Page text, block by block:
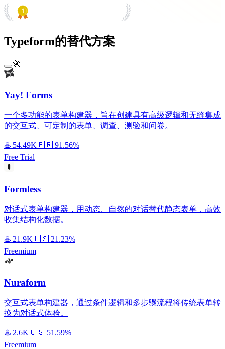
Typeform的替代方案
🚀
Yay! Forms
一个多功能的表单构建器，旨在创建具有高级逻辑和无缝集成
的交互式、可定制的表单、调查、测验和问卷。
♨️ 54.49K🇧🇷 91.56%
Free Trial
Formless
对话式表单构建器，用动态、自然的对话替代静态表单，高效
收集结构化数据。
♨️ 21.9K🇺🇸 21.23%
Freemium
Nuraform
交互式表单构建器，通过条件逻辑和多步骤流程将传统表单转
换为对话式体验。
♨️ 2.6K🇺🇸 51.59%
Freemium